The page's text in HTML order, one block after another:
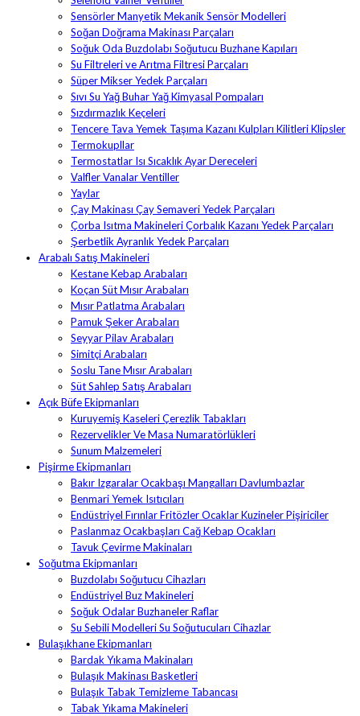
Sensörler Manyetik Mekanik Sensör Modelleri
Soğan Doğrama Makinası Parçaları
Soğuk Oda Buzdolabı Soğutucu Buzhane Kapıları
Su Filtreleri ve Arıtma Filtresi Parçaları
Süper Mikser Yedek Parçaları
Sıvı Su Yağ Buhar Yağ Kimyasal Pompaları
Sızdırmazlık Keçeleri
Tencere Tava Yemek Taşıma Kazanı Kulpları Kilitleri Klipsler
Termokupllar
Termostatlar Isı Sıcaklık Ayar Dereceleri
Valfler Vanalar Ventiller
Yaylar
Çay Makinası Çay Semaveri Yedek Parçaları
Çorba Isıtma Makineleri Çorbalık Kazanı Yedek Parçaları
Şerbetlik Ayranlık Yedek Parçaları
Arabalı Satış Makineleri
Kestane Kebap Arabaları
Koçan Süt Mısır Arabaları
Mısır Patlatma Arabaları
Pamuk Şeker Arabaları
Seyyar Pilav Arabaları
Simitçi Arabaları
Soslu Tane Mısır Arabaları
Süt Sahlep Satış Arabaları
Açık Büfe Ekipmanları
Kuruyemiş Kaseleri Çerezlik Tabakları
Rezervelikler Ve Masa Numaratörlükleri
Sunum Malzemeleri
Pişirme Ekipmanları
Bakır Izgaralar Ocakbaşı Mangalları Davlumbazlar
Benmari Yemek Isıtıcıları
Endüstriyel Fırınlar Fritözler Ocaklar Kuzineler Pişiriciler
Paslanmaz Ocakbaşları Cağ Kebap Ocakları
Tavuk Çevirme Makinaları
Soğutma Ekipmanları
Buzdolabı Soğutucu Cihazları
Endüstriyel Buz Makineleri
Soğuk Odalar Buzhaneler Raflar
Su Sebili Modelleri Su Soğutucuları Cihazlar
Bulaşıkhane Ekipmanları
Bardak Yıkama Makinaları
Bulaşık Makinası Basketleri
Bulaşık Tabak Temizleme Tabancası
Tabak Yıkama Makineleri